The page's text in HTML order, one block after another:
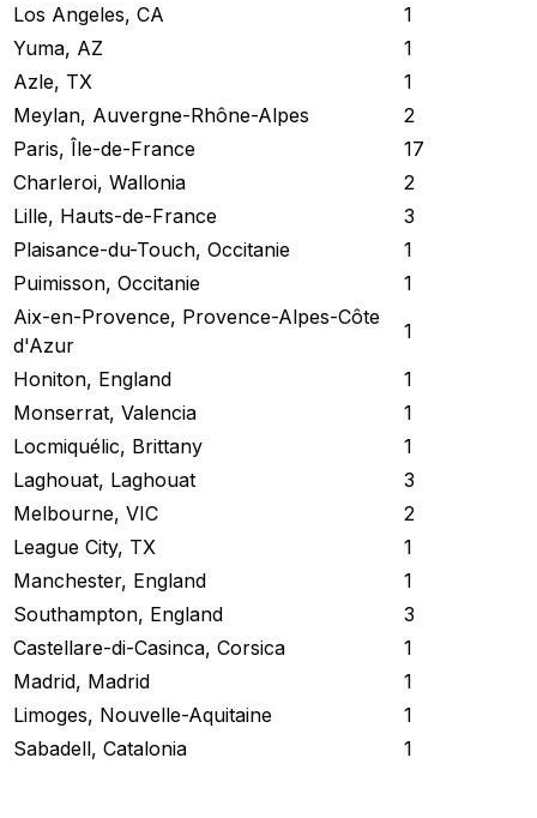
Los Angeles, CA
1
Yuma, AZ
1
Azle, TX
1
Meylan, Auvergne-Rhône-Alpes
2
Paris, Île-de-France
17
Charleroi, Wallonia
2
Lille, Hauts-de-France
3
Plaisance-du-Touch, Occitanie
1
Puimisson, Occitanie
1
Aix-en-Provence, Provence-Alpes-Côte
d'Azur
1
Honiton, England
1
Monserrat, Valencia
1
Locmiquélic, Brittany
1
Laghouat, Laghouat
3
Melbourne, VIC
2
League City, TX
1
Manchester, England
1
Southampton, England
3
Castellare-di-Casinca, Corsica
1
Madrid, Madrid
1
Limoges, Nouvelle-Aquitaine
1
Sabadell, Catalonia
1